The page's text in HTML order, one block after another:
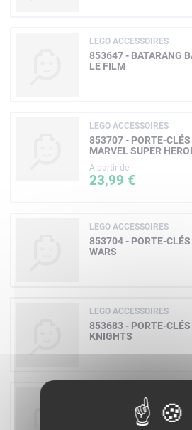
LEGO ACCESSOIRES
853647 - BATARANG
LE FILM
LEGO ACCESSOIRES
853707 - PORTE-
MARVEL SUPER
A partir de
23,99 €
LEGO ACCESSOIRES
853704 - PORTE-
WARS
LEGO ACCESSOIRES
853683 - PORTE-
KNIGHTS
LEGO ACCESSOIRES
853633 - PORTE-